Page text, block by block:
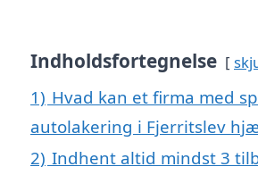
Indholdsfortegnelse
1) Hvad kan et firma med
autolakering i Fjerritslev
2) Indhent altid mindst 3